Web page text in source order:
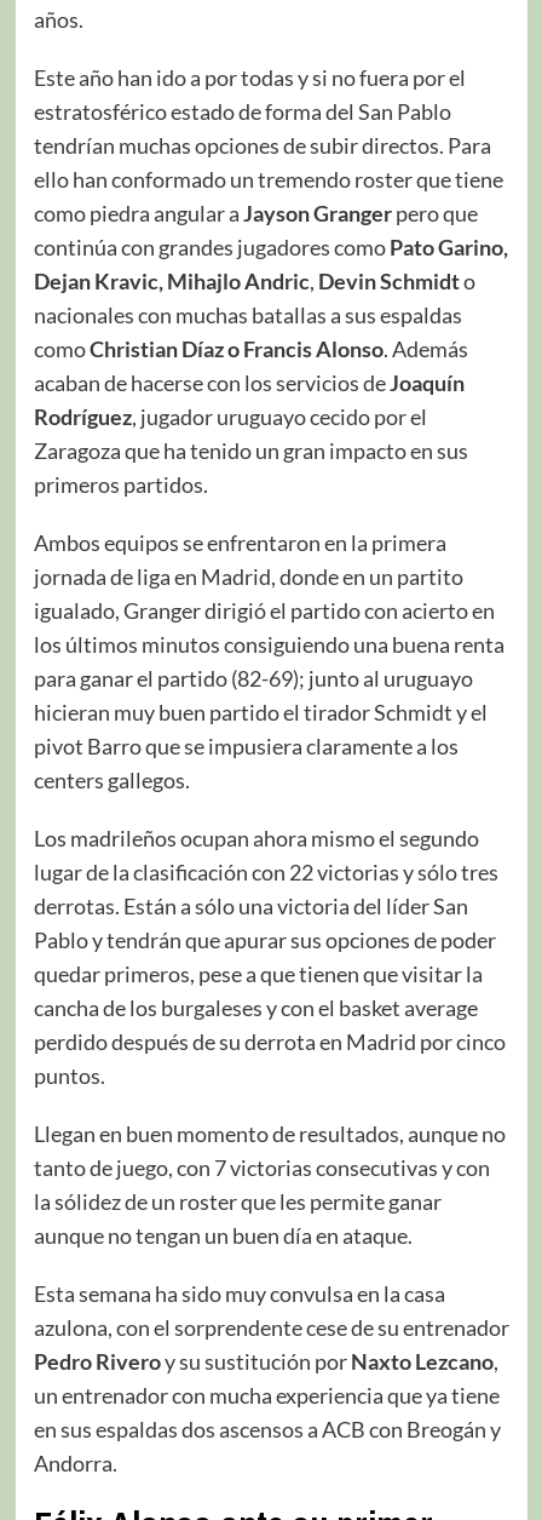
años.
Este año han ido a por todas y si no fuera por el
estratosférico estado de forma del San Pablo
tendrían muchas opciones de subir directos. Para
ello han conformado un tremendo roster que tiene
como piedra angular aJayson Grangerpero que
continúa con grandes jugadores comoPato Garino,
Dejan Kravic, Mihajlo Andric, Devin Schmidto
nacionales con muchas batallas a sus espaldas
comoChristian Díaz o Francis Alonso. Además
acaban de hacerse con los servicios deJoaquín
Rodríguez, jugador uruguayo cecido por el
Zaragoza que ha tenido un gran impacto en sus
primeros partidos.
Ambos equipos se enfrentaron en la primera
jornada de liga en Madrid, donde en un partito
igualado, Granger dirigió el partido con acierto en
los últimos minutos consiguiendo una buena renta
para ganar el partido (82-69); junto al uruguayo
hicieran muy buen partido el tirador Schmidt y el
pivot Barro que se impusiera claramente a los
centers gallegos.
Los madrileños ocupan ahora mismo el segundo
lugar de la clasificación con 22 victorias y sólo tres
derrotas. Están a sólo una victoria del líder San
Pablo y tendrán que apurar sus opciones de poder
quedar primeros, pese a que tienen que visitar la
cancha de los burgaleses y con el basket average
perdido después de su derrota en Madrid por cinco
puntos.
Llegan en buen momento de resultados, aunque no
tanto de juego, con 7 victorias consecutivas y con
la sólidez de un roster que les permite ganar
aunque no tengan un buen día en ataque.
Esta semana ha sido muy convulsa en la casa
azulona, con el sorprendente cese de su entrenador
Pedro Riveroy su sustitución porNaxto Lezcano,
un entrenador con mucha experiencia que ya tiene
en sus espaldas dos ascensos a ACB con Breogán y
Andorra.